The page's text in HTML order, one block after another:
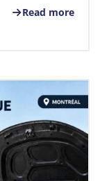
Read more